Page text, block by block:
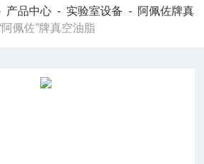
产品中心 - 实验室设备 - 阿佩佐牌真
佩佐”牌真空油脂